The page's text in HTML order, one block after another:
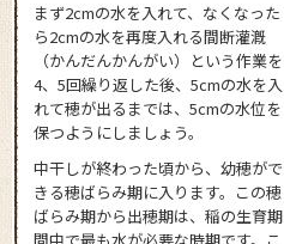
まず2cmの水を入れて、なくなった
ら2cmの水を再度入れる間断灌漑
（かんだんかんがい）という作業を
4、5回繰り返した後、5cmの水を入
れて穂が出るまでは、5cmの水位を
保つようにしましょう。
中干しが終わった頃から、幼穂がで
きる穂ばらみ期に入ります。この穂
ばらみ期から出穂期は、稲の生育期